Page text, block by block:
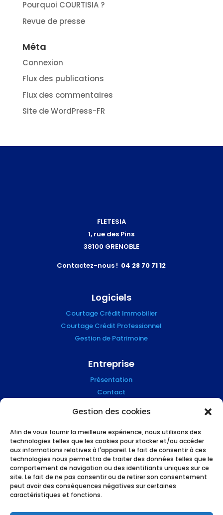
Gestion des cookies
Afin de vous fournir la meilleure expérience, nous utilisons des
technologies telles que les cookies pour stocker et/ou accéder
aux informations relatives à l'appareil. Le fait de consentir à ces
technologies nous permettra de traiter des données telles que le
comportement de navigation ou des identifiants uniques sur ce
site. Le fait de ne pas consentir ou de retirer son consentement
peut avoir des conséquences négatives sur certaines
caractéristiques et fonctions.
Pourquoi COURTISIA ?
Revue de presse
Méta
Connexion
Flux des publications
Flux des commentaires
Site de WordPress-FR
FLETESIA
1, rue des Pins
38100 GRENOBLE
Contactez-nous ! 04 28 70 71 12
Logiciels
Courtage Crédit Immobilier
Courtage Crédit Professionnel
Gestion de Patrimoine
Entreprise
Présentation
Contact
Mention Légales
Suivez-nous !